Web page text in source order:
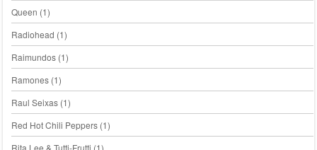
Queen (1)
Radiohead (1)
Raimundos(1)
Ramones(1)
Raul Seixas(1)
Red Hot Chili Peppers(1)